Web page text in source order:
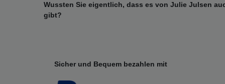
Wussten Sie eigentlich, dass es von Julie Julsen
gibt?
Sicher und Bequem bezahlen mit